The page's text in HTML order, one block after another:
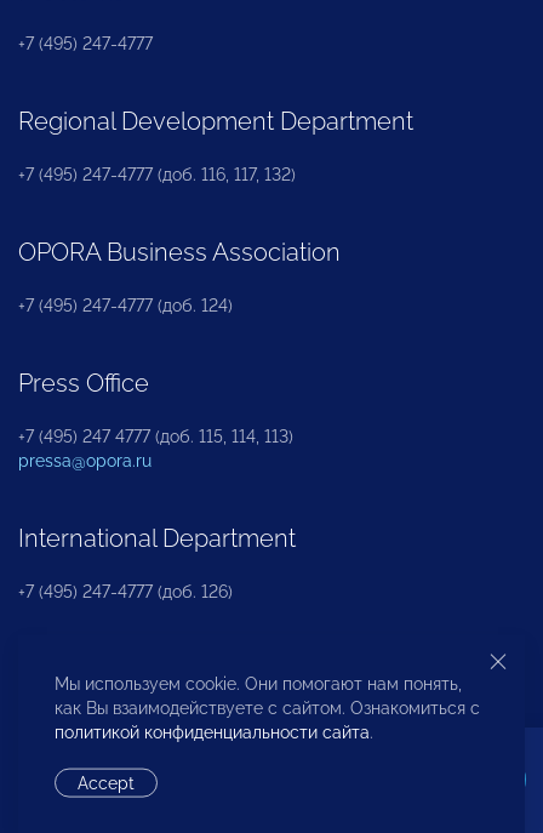
+7 (495) 247-4777
Regional Development Department
+7 (495) 247-4777 (доб. 116, 117, 132)
OPORA Business Association
+7 (495) 247-4777 (доб. 124)
Press Office
+7 (495) 247 4777 (доб. 115, 114, 113)
pressa@opora.ru
International Department
+7 (495) 247-4777 (доб. 126)
Business and Investment Rights Protection
Department
Мы используем cookie. Они помогают нам понять,
как Вы взаимодействуете с сайтом. Ознакомиться с
политикой конфиденциальности сайта.
Accept